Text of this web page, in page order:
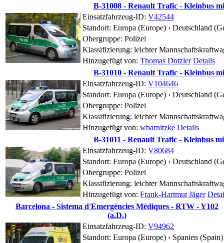
B-31008 - Renault Trafic - Kleinbus
Einsatzfahrzeug-ID: V42544
Standort: Europa (Europe) › Deutschland
Obergruppe: Polizei
Klassifizierung: leichter
Hinzugefügt von: Thomas Dotzler Details
B-31010 - Renault Trafic - Kleinbus
Einsatzfahrzeug-ID: V104646
Standort: Europa (Europe) › Deutschland
Obergruppe: Polizei
Klassifizierung: leichter
Hinzugefügt von: wbarnitzke Details
B-31011 - Renault Trafic - Kleinbus
Einsatzfahrzeug-ID: V80684
Standort: Europa (Europe) › Deutschland
Obergruppe: Polizei
Klassifizierung: leichter
Hinzugefügt von: Frank-Hartmut Jäger
Barcelona - Sistema d'Emergències Mèdiques - RTW - Y102
(a.D.)
Einsatzfahrzeug-ID: V94962
Standort: Europa (Europe) › Spanien